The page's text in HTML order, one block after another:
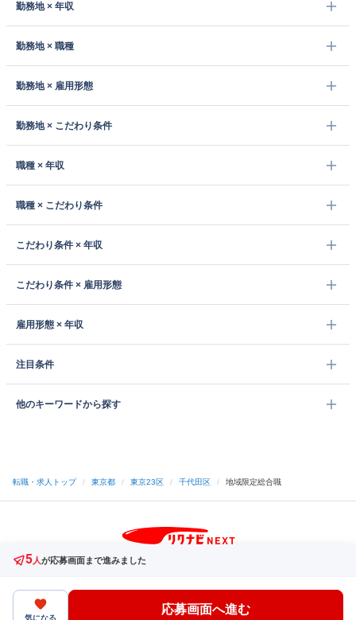
勤務地 × 年収
勤務地 × 職種
勤務地 × 雇用形態
勤務地 × こだわり条件
職種 × 年収
職種 × こだわり条件
こだわり条件 × 年収
こだわり条件 × 雇用形態
雇用形態 × 年収
注目条件
他のキーワードから探す
5人が応募画面まで進みました
転職・求人トップ / 東京都 / 東京23区 / 千代田区 / 地域限定総合職
気になる
応募画面へ進む
中途採用をご検討の企業様
ヘルプ・お問い合わせ
（C）Indeed Inc.